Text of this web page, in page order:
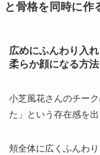
と骨格を同時に作
広めにふんわり入
柔らか顔になる方法
小芝風花さんのチー
た」という存在感を
頬全体に広くふんわ